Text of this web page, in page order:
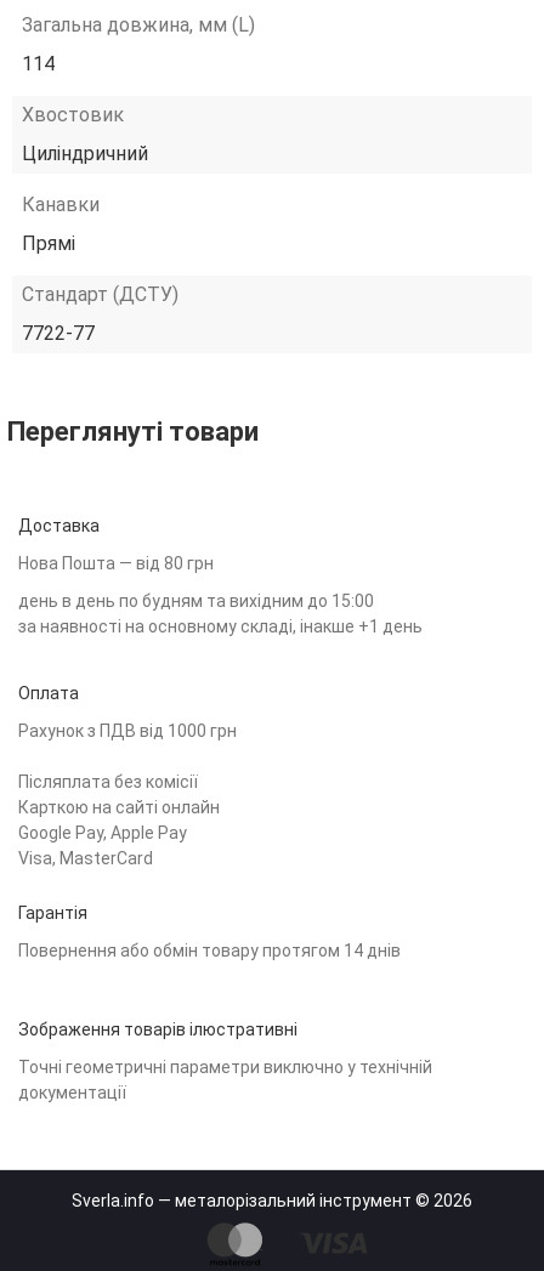
Загальна довжина, мм (L)
114
Хвостовик
Циліндричний
Канавки
Прямі
Стандарт (ДСТУ)
7722-77
Переглянуті товари
Доставка
Нова Пошта — від 80 грн
день в день по будням та вихідним до 15:00
за наявності на основному складі, інакше +1 день
Оплата
Рахунок з ПДВ від 1000 грн
Післяплата без комісії
Карткою на сайті онлайн
Google Pay, Apple Pay
Visa, MasterCard
Гарантія
Повернення або обмін товару протягом 14 днів
Зображення товарів ілюстративні
Точні геометричні параметри виключно у технічній
документації
Sverla.info — металорізальний інструмент © 2026